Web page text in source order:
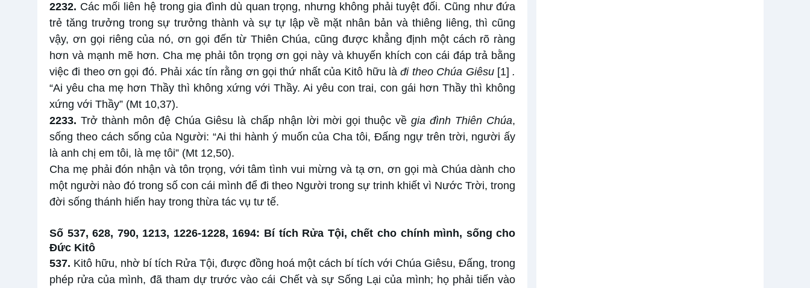
2232. Các mối liên hệ trong gia đình dù quan trọng, nhưng không phải tuyệt đối. Cũng như đứa
trẻ tăng trưởng trong sự trưởng thành và sự tự lập về mặt nhân bản và thiêng liêng, thì cũng
vậy, ơn gọi riêng của nó, ơn gọi đến từ Thiên Chúa, cũng được khẳng định một cách rõ ràng
hơn và mạnh mẽ hơn. Cha mẹ phải tôn trọng ơn gọi này và khuyến khích con cái đáp trả bằng
việc đi theo ơn gọi đó. Phải xác tín rằng ơn gọi thứ nhất của Kitô hữu làđi theo Chúa Giêsu[1].
“Ai yêu cha mẹ hơn Thầy thì không xứng với Thầy. Ai yêu con trai, con gái hơn Thầy thì không
xứng với Thầy” (Mt 10,37).
2233.Trở thành môn đệ Chúa Giêsu là chấp nhận lời mời gọi thuộc vềgia đình Thiên Chúa,
sống theo cách sống của Người: “Ai thi hành ý muốn của Cha tôi, Đấng ngự trên trời, người ấy
là anh chị em tôi, là mẹ tôi” (Mt 12,50).
Cha mẹ phải đón nhận và tôn trọng, với tâm tình vui mừng và tạ ơn, ơn gọi mà Chúa dành cho
một người nào đó trong số con cái mình để đi theo Người trong sự trinh khiết vì Nước Trời, trong
đời sống thánh hiến hay trong thừa tác vụ tư tế.
Số 537, 628, 790, 1213, 1226-1228, 1694: Bí tích Rửa Tội, chết cho chính mình, sống cho
Đức Kitô
537. Kitô hữu, nhờ bí tích Rửa Tội, được đồng hoá một cách bí tích với Chúa Giêsu, Đấng, trong
phép rửa của mình, đã tham dự trước vào cái Chết và sự Sống Lại của mình; họ phải tiến vào